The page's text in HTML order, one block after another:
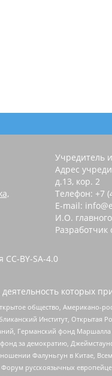
Учредитель
Адрес
д.13, кор. 2
Телефон: +7
E-mail:
И.О.
Разработчик
BY-SA-4.0
которых
общество, Американо-
Институт, Открытая
Германский фонд
за демократию,
Фалуньгун в Китае,
русскоязычных